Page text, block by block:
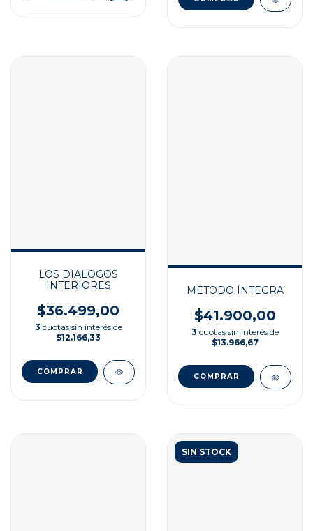
LOS DIALOGOS
INTERIORES
$36.499,00
3 cuotas sin interés de
$12.166,33
MÉTODO ÍNTEGRA
$41.900,00
3 cuotas sin interés de
$13.966,67
SIN STOCK